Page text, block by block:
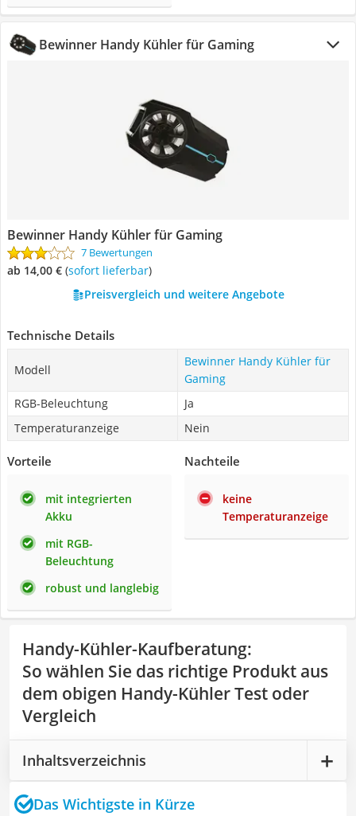
Bewinner Handy Kühler für Gaming
Bewinner Handy Kühler für Gaming
7 Bewertungen
ab 14,00 € ( Sofort lieferbar)
Preisvergleich und weitere Angebote
Technische Details
Modell
Bewinner Handy Kühler für
Gaming
RGB-Beleuchtung
Ja
Temperaturanzeige
Nein
Vorteile
mit integrierten
Akku
mit RGB-
Beleuchtung
robust und langlebig
Nachteile
keine
Temperaturanzeige
Handy-Kühler-Kaufberatung:
So wählen Sie das richtige Produkt aus
dem obigen Handy-Kühler Test oder
Vergleich
Inhaltsverzeichnis
Das Wichtigste in Kürze